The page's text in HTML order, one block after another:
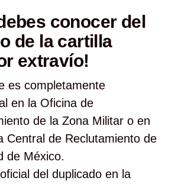
conocer del
de la cartilla
extravío!
es completamente
en la Oficina de
de la Zona Militar o en
Central de Reclutamiento de
de México.
del duplicado en la